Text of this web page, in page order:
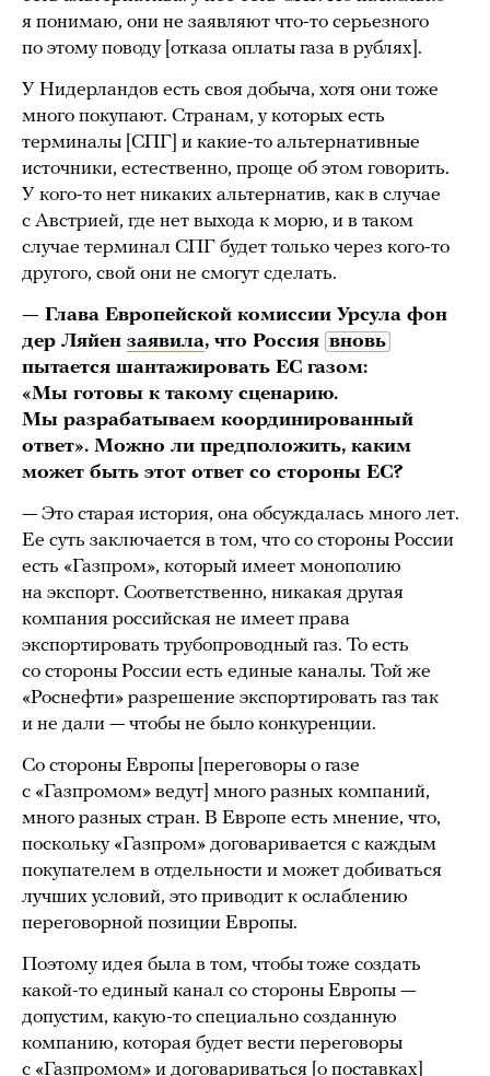
я понимаю, они не заявляют что-то серьезного
по этому поводу [отказа оплаты газа в рублях].
У Нидерландов есть своя добыча, хотя они тоже
много покупают. Странам, у которых есть
терминалы [СПГ] и какие-то альтернативные
источники, естественно, проще об этом говорить.
У кого-то нет никаких альтернатив, как в случае
с Австрией, где нет выхода к морю, и в таком
случае терминал СПГ будет только через кого-то
другого, свой они не смогут сделать.
— Глава Европейской комиссии Урсула фон
дер Ляйен заявила, что Россия вновь
пытается шантажировать ЕС газом:
«Мы готовы к такому сценарию.
Мы разрабатываем координированный
ответ». Можно ли предположить, каким
может быть этот ответ со стороны ЕС?
— Это старая история, она обсуждалась много лет.
Ее суть заключается в том, что со стороны России
есть «Газпром», который имеет монополию
на экспорт. Соответственно, никакая другая
компания российская не имеет права
экспортировать трубопроводный газ. То есть
со стороны России есть единые каналы. Той же
«Роснефти» разрешение экспортировать газ так
и не дали — чтобы не было конкуренции.
Со стороны Европы [переговоры о газе
с «Газпромом» ведут] много разных компаний,
много разных стран. В Европе есть мнение, что,
поскольку «Газпром» договаривается с каждым
покупателем в отдельности и может добиваться
лучших условий, это приводит к ослаблению
переговорной позиции Европы.
Поэтому идея была в том, чтобы тоже создать
какой-то единый канал со стороны Европы —
допустим, какую-то специально созданную
компанию, которая будет вести переговоры
с «Газпромом» и договариваться [о поставках]